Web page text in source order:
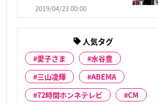
2019/04/23 00:00
人気タグ
愛子さま
水谷豊
三山凌輝
ABEMA
72時間ホンネテレビ
CM